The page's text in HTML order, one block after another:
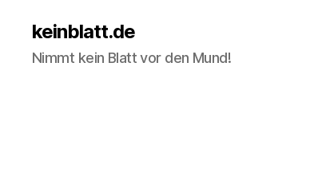
keinblatt.de
Nimmt kein Blatt vor den Mund!